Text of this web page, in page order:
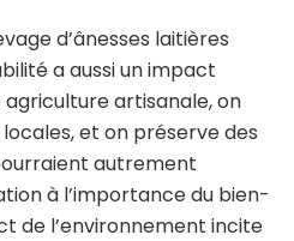
d’ânesses laitières
a aussi un impact
agriculture artisanale, on
et on préserve des
autrement
à l’importance du bien-
de l’environnement incite